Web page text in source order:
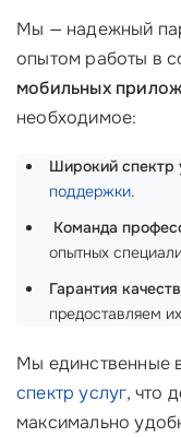
Мы — надежный
опытом работы в
мобильных
необходимое:
Широкий спектр
поддержки.
Команда
опытных
Гарантия
предоставляем
Мы единственные
спектр услуг, что
максимально